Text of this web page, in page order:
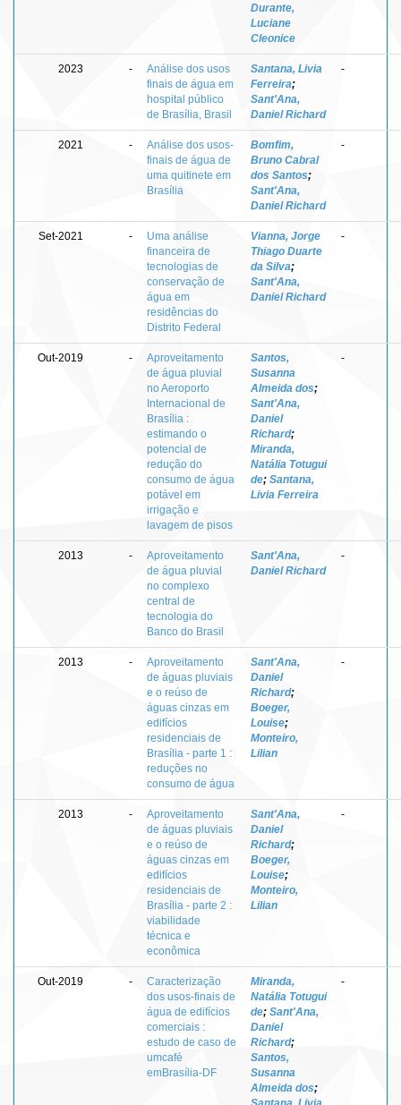
Durante,
Luciane
Cleonice
2023 -
Análise dos usos
finais de água em
hospital público
de Brasília, Brasil
Santana, Livia
Ferreira;
Sant'Ana,
Daniel Richard
-
2021 -
Análise dos usos-
finais de água de
uma quitinete em
Brasília
Bomfim,
Bruno Cabral
dos Santos;
Sant'Ana,
Daniel Richard
-
Set-2021 -
Uma análise
financeira de
tecnologias de
conservação de
água em
residências do
Distrito Federal
Vianna, Jorge
Thiago Duarte
da Silva;
Sant'Ana,
Daniel Richard
-
Out-2019 -
Aproveitamento
de água pluvial
no Aeroporto
Internacional de
Brasília :
estimando o
potencial de
redução do
consumo de água
potável em
irrigação e
lavagem de pisos
Santos,
Susanna
Almeida dos;
Sant'Ana,
Daniel
Richard;
Miranda,
Natália Totugui
de; Santana,
Livia Ferreira
-
2013 -
Aproveitamento
de água pluvial
no complexo
central de
tecnologia do
Banco do Brasil
Sant'Ana,
Daniel Richard
-
2013 -
Aproveitamento
de águas pluviais
e o reúso de
águas cinzas em
edifícios
residenciais de
Brasília - parte 1 :
reduções no
consumo de água
Sant'Ana,
Daniel
Richard;
Boeger,
Louise;
Monteiro,
Lilian
-
2013 -
Aproveitamento
de águas pluviais
e o reúso de
águas cinzas em
edifícios
residenciais de
Brasília - parte 2 :
viabilidade
técnica e
econômica
Sant'Ana,
Daniel
Richard;
Boeger,
Louise;
Monteiro,
Lilian
-
Out-2019 -
Caracterização
dos usos-finais de
água de edifícios
comerciais :
estudo de caso de
umcafé
emBrasília-DF
Miranda,
Natália Totugui
de; Sant'Ana,
Daniel
Richard;
Santos,
Susanna
Almeida dos;
-